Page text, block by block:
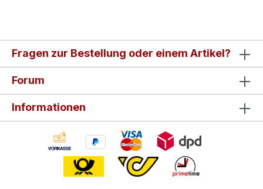
Fragen zur Bestellung oder einem Artikel?
Forum
Informationen